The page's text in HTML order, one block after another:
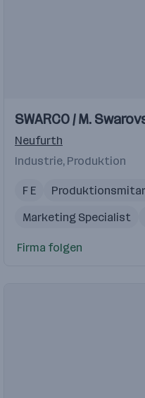
Einblicke
SWARCO / M.
Neufurth
Industrie, Produktion
F E
Marketing Specialist
Firma folgen